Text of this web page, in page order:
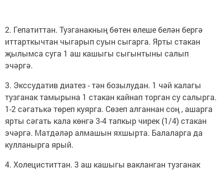
2. Гепатиттан. Тузганакның бөтен өлеше белән бергә
иттарткычтан чыгарып суын сыгарга. Ярты стакан
җылымса суга 1 аш кашыгы сыгынтыны салып
эчәргә.
3. Экссудатив диатез - тән бозылудан. 1 чәй калагы
тузганак тамырына 1 стакан кайнап торган су салырга.
1-2 сәгатькә төреп куярга. Сөзеп алганнан соң , ашарга
ярты сәгать кала көнгә 3-4 тапкыр чирек (1/4) стакан
эчәргә. Матдәләр алмашын яхшырта. Балаларга да
кулланырга ярый.
4. Холециститтан. 3 аш кашыгы вакланган тузганак